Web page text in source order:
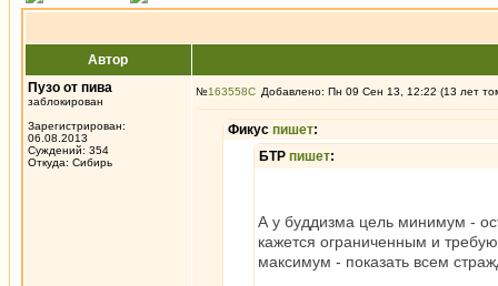
Автор
Пузо от пива
заблокирован
Зарегистрирован:
06.08.2013
Суждений: 354
Откуда: Сибирь
№163558 Добавлено: Пн 09 Сен 13, 12:22 (13 лет
Фикус пишет:
БТР пишет:
А у буддизма цель минимум -
кажется ограниченным и
максимум - показать всем